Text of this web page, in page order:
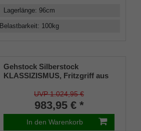
Lagerlänge: 96cm
Belastbarkeit: 100kg
Gehstock Silberstock
KLASSIZISMUS, Fritzgriff aus
Silber, ziseliert, Stock aus
edlem Makassar Ebenholz,
inklusiv Gummipuffer
UVP 1.024,95 €
983,95 € *
In den Warenkorb